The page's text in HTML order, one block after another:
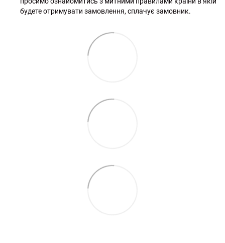
будете отримувати замовлення, сплачує замовник.